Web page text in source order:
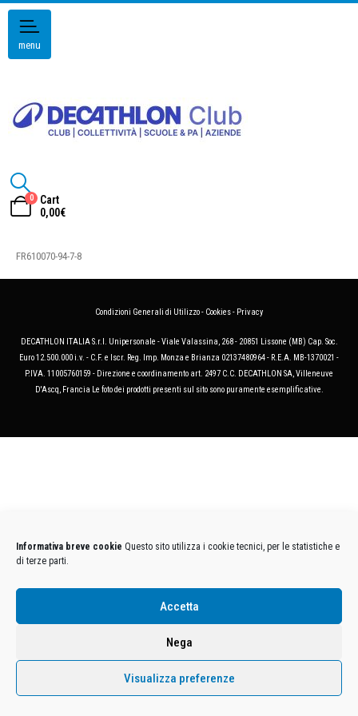
Informativa breve cookie Questo sito utilizza i cookie tecnici, per le statistiche e
di terze parti.
Accetta
Nega
Visualizza preferenze
menu
0
Cart
0,00€
FR610070-94-7-8
Condizioni Generali di Utilizzo- Cookies- Privacy
DECATHLON ITALIA S.r.l. Unipersonale - Viale Valassina, 268 - 20851 Lissone (MB) Cap. Soc.
Euro 12.500.000 i.v. - C.F. e Iscr. Reg. Imp. Monza e Brianza 02137480964 - R.E.A. MB-1370021 -
P.IVA. 11005760159 - Direzione e coordinamento art. 2497 C.C. DECATHLON SA, Villeneuve
D'Ascq, Francia Le foto dei prodotti presenti sul sito sono puramente esemplificative.